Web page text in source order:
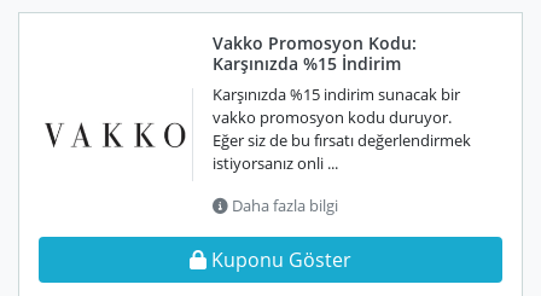
Vakko Promosyon Kodu:
Karşınızda %15 İndirim
Karşınızda %15 indirim sunacak bir
vakko promosyon kodu duruyor.
Eğer siz de bu fırsatı değerlendirmek
istiyorsanız onli ...
Daha fazla bilgi
Kuponu Göster